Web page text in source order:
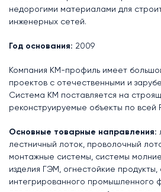
недорогими материалами для
инженерных сетей.
Год основания: 2009
Компания КМ-профиль имеет
проектов с отечественными и
Система КМ поставляется на
реконструируемые объекты по всей
Основные товарные направления:
лестничный лоток, проволочный
монтажные системы, системы
изделия ГЭМ, огнестойкие продукты,
интегрированного промышленного